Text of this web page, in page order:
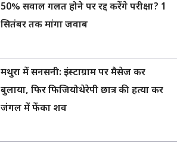
50% सवाल गलत होने पर रद्द करेंगे परीक्षा? 1
सितंबर तक मांगा जवाब
मथुरा में सनसनी: इंस्टाग्राम पर मैसेज कर
बुलाया, फिर फिजियोथेरेपी छात्र की हत्या कर
जंगल में फेंका शव